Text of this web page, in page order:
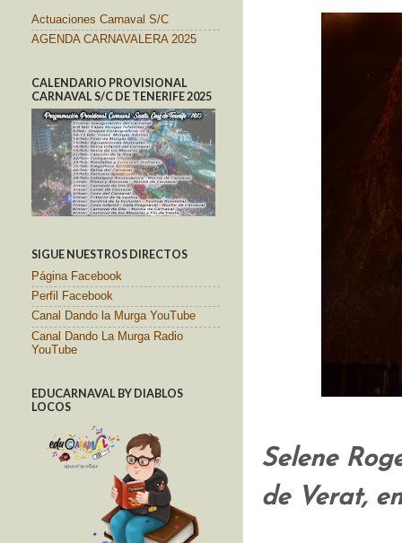
Selene
de Verat,
Actuaciones Carnaval S/C
AGENDA CARNAVALERA 2025
CALENDARIO PROVISIONAL
CARNAVAL S/C DE TENERIFE 2025
SIGUE NUESTROS DIRECTOS
Página Facebook
Perfil Facebook
Canal Dando la Murga YouTube
Canal Dando La Murga Radio
YouTube
EDUCARNAVAL BY DIABLOS
LOCOS